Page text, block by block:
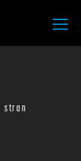
stran